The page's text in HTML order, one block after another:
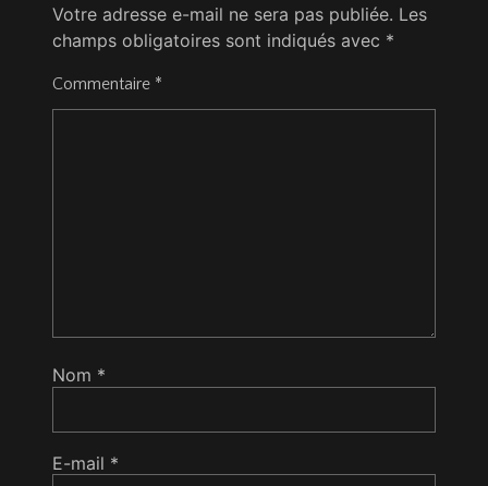
Votre adresse e-mail ne sera pas publiée. Les
champs obligatoires sont indiqués avec *
Commentaire *
Nom *
E-mail *